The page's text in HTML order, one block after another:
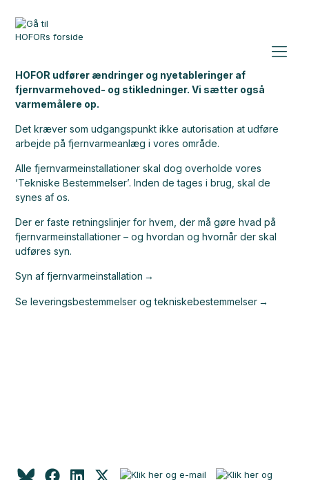
HOFOR udfører ændringer og nyetableringer af
fjernvarmehoved- og stikledninger. Vi sætter også
varmemålere op.
Det kræver som udgangspunkt ikke autorisation at udføre
arbejde på fjernvarmeanlæg i vores område.
Alle fjernvarmeinstallationer skal dog overholde vores
‘Tekniske Bestemmelser’. Inden de tages i brug, skal de
synes af os.
Der er faste retningslinjer for hvem, der må gøre hvad på
fjernvarmeinstallationer – og hvordan og hvornår der skal
udføres syn.
Syn af fjernvarmeinstallation
Se leveringsbestemmelser og tekniskebestemmelser